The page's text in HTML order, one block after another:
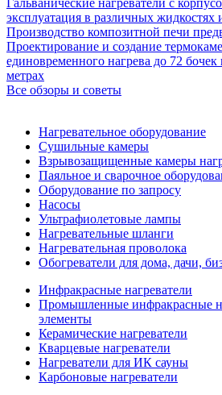
эксплуатация в различных жидкостях
Производство композитной печи
Проектирование и создание
единовременного нагрева до 72
метрах
Все обзоры и советы
Нагревательное оборудование
Сушильные камеры
Взрывозащищенные камеры
Паяльное и сварочное
Оборудование по запросу
Насосы
Ультрафиолетовые лампы
Нагревательные шланги
Нагревательная проволока
Обогреватели для дома, дачи,
Инфракрасные нагреватели
Промышленные инфракрасные
элементы
Керамические нагреватели
Кварцевые нагреватели
Нагреватели для ИК сауны
Карбоновые нагреватели